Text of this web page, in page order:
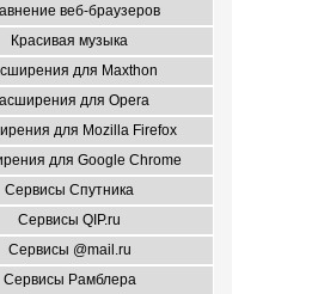
для Google Chrome
для Mozilla Firefox
для Opera
для Maxthon
Красивая музыка
веб-браузеров
Сервисы Рамблера
Сервисы @mail.ru
Сервисы QIP.ru
Сервисы Спутника